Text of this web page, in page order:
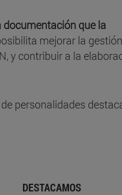
documentación que la
mejorar la
y contribuir a la
personalidades
DESTACAMOS